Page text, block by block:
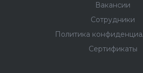
Вакансии
Сотрудники
Политика
Сертификаты